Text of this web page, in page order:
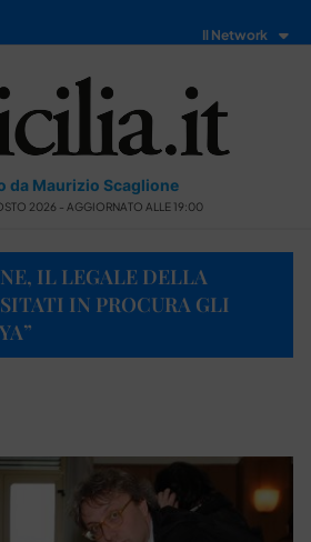
Il Network
da Maurizio Scaglione
2026 - AGGIORNATO ALLE 19:00
IL LEGALE DELLA
IN PROCURA GLI